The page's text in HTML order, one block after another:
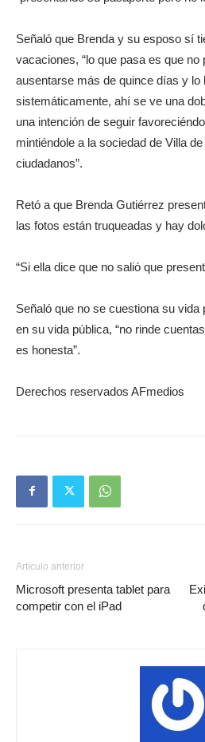
Señaló que Brenda y su esposo sí
vacaciones, “lo que pasa es que no
ausentarse más de quince días y lo
sistemáticamente, ahí se ve una
una intención de seguir
mintiéndole a la sociedad de Villa
ciudadanos”.
Retó a que Brenda Gutiérrez
las fotos están truqueadas y hay
“Si ella dice que no salió que
Señaló que no se cuestiona su vida
en su vida pública, “no rinde
es honesta”.
Derechos reservados AFmedios
Artículo anterior
Microsoft presenta tablet para
competir con el iPad